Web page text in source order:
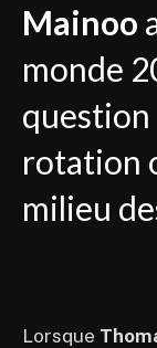
Mainoo
monde
question
rotation
milieu
Lorsque